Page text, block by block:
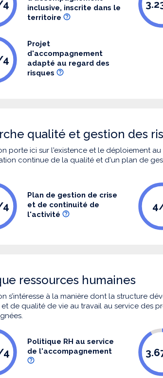
4
inclusive, inscrite dans le
territoire
4
Projet
d'accompagnement
adapté au regard des
risques
qualité et gestion des
porte ici sur l'existence et le déploiement
continue de la qualité et d'un plan de
4
Plan de gestion de crise
et de continuité de
l'activité
ressources humaines
s’intéresse à la manière dont la structure
et de qualité de vie au travail au service des
4
Politique RH au service
de l'accompagnement